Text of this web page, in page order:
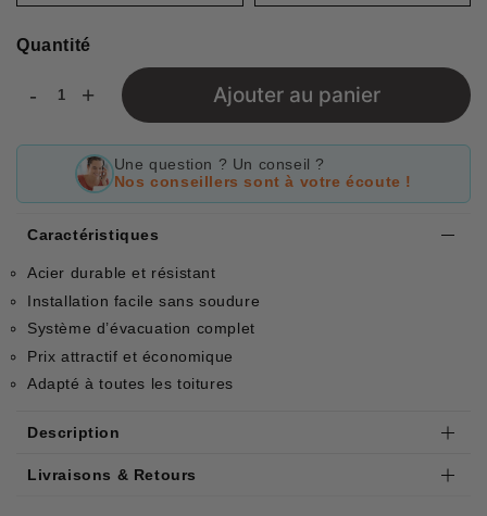
Quantité
- + Ajouter au panier
Une question ? Un conseil ?
Nos conseillers sont à votre écoute !
Caractéristiques
Acier durable et résistant
Installation facile sans soudure
Système d’évacuation complet
Prix attractif et économique
Adapté à toutes les toitures
Description
Livraisons & Retours